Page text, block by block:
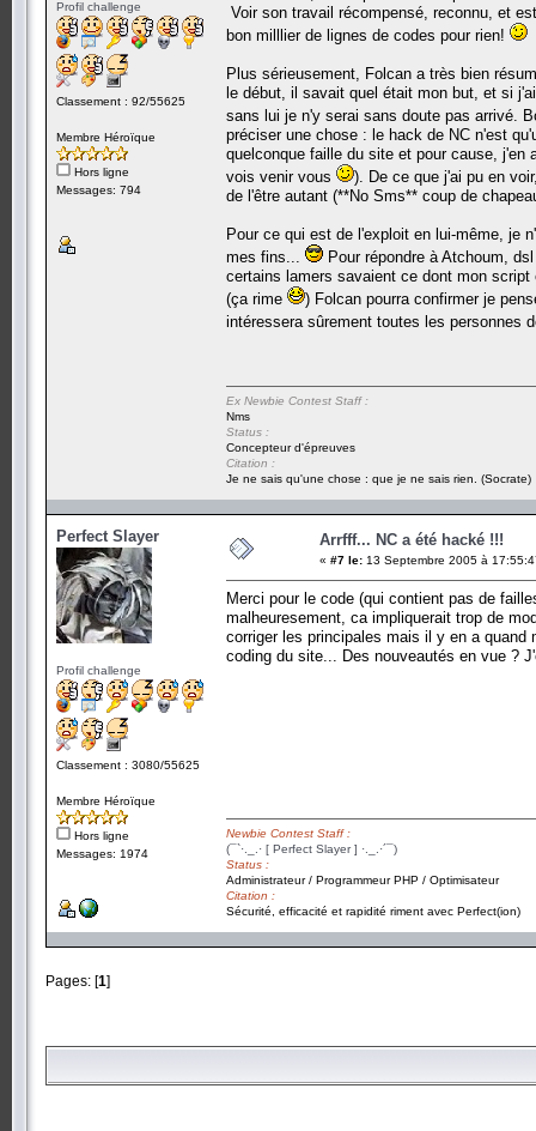
Profil challenge
Classement : 92/55625
Membre Héroïque
Hors ligne
Messages: 794
Voir son travail récompensé, reconnu, et
bon milllier de lignes de codes pour rien!
Plus sérieusement, Folcan a très bien
le début, il savait quel était mon but, et si
sans lui je n'y serai sans doute pas arrivé.
préciser une chose : le hack de NC n'est
quelconque faille du site et pour cause, j'en
vois venir vous
). De ce que j'ai pu en
de l'être autant (**No Sms** coup de
Pour ce qui est de l'exploit en lui-même, je
mes fins...
Pour répondre à Atchoum,
certains lamers savaient ce dont mon
(ça rime
) Folcan pourra confirmer je
intéressera sûrement toutes les personnes
Ex Newbie Contest Staff :
Nms
Status :
Concepteur d'épreuves
Citation :
Je ne sais qu'une chose : que je ne sais rien. (Socrate)
Perfect Slayer
Profil challenge
Classement : 3080/55625
Membre Héroïque
Hors ligne
Messages: 1974
Arrfff... NC a été hacké !!!
« #7 le: 13 Septembre 2005 à
Merci pour le code (qui contient pas de
malheuresement, ca impliquerait trop de
corriger les principales mais il y en a
coding du site... Des nouveautés en vue ?
Newbie Contest Staff :
(¯`·._.· [ Perfect Slayer ] ·._.·´¯)
Status :
Administrateur / Programmeur PHP / Optimisateur
Citation :
Sécurité, efficacité et rapidité riment avec Perfect(ion)
Pages: [1]